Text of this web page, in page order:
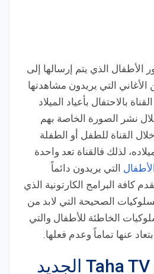
الأطفال الذي يتم إرسالها إلى
الأغاني التي يريدون مشاهدتها
بالاحتفال بأعياد الميلاد
نشر الصورة الخاصة بهم
القناة للطفل أو الطفلة
لذلك فالقناة تعد واحدة
التي يريدون دائماً
كافة البرامج الكارتونية الذي
الصحيحة التي لابد من
الخاطئة للأطفال والتي
عنها تماماً وعدم فعلها.